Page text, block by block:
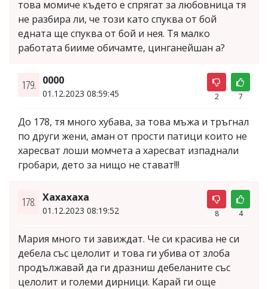
това момиче където е спрягат за любовница тя
не разбира ли, че този като спуква от бой
едната ще спуква от бой и нея. Тя малко
работата бииме обичамте, цинганейшан а?
179. 0000
01.12.2023 08:59:45 2 7
До 178, тя много хубава, за това мъжа и тръгнал
по други жени, аман от прости патици които не
харесват лоши момчета а харесват изпаднали
гробари, дето за нищо не стават!!!
178. Хахахаха
01.12.2023 08:19:52 8 4
Мария много ти завиждат. Че си красива не си
дебела със целолит и това ги убива от злоба
продължавай да ги дразниш дебеланите със
целолит и големи дирници. Карай ги още